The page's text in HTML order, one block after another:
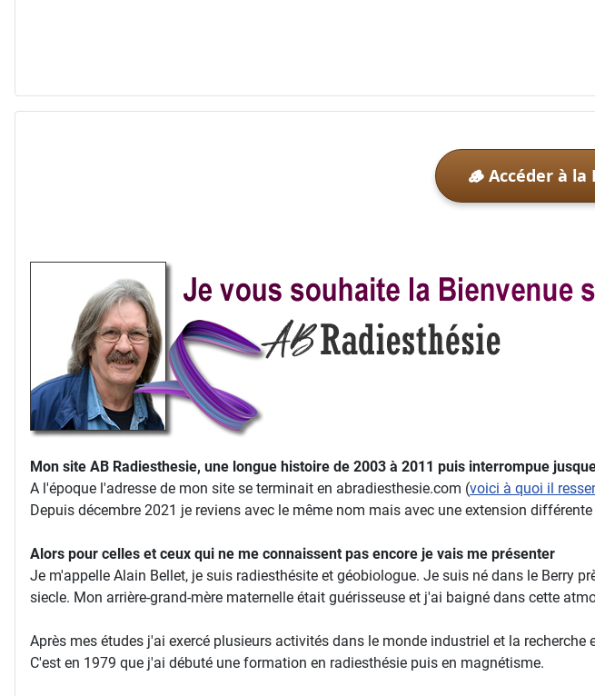
🪵 Accéder à
Mon site AB Radiesthesie, une longue histoire de 2003 à 2011 puis interrompue
A l'époque l'adresse de mon site se terminait en abradiesthesie.com (voici à quoi il
Depuis décembre 2021 je reviens avec le même nom mais avec une extension
Alors pour celles et ceux qui ne me connaissent pas encore je vais me présenter
Je m'appelle Alain Bellet, je suis radiesthésite et géobiologue. Je suis né dans le Berry
siecle. Mon arrière-grand-mère maternelle était guérisseuse et j'ai baigné dans cette
Après mes études j'ai exercé plusieurs activités dans le monde industriel et la recherche
C'est en 1979 que j'ai débuté une formation en radiesthésie puis en magnétisme.